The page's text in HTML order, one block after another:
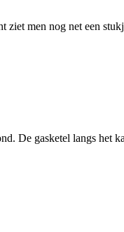
ziet men nog net een
De gasketel langs het